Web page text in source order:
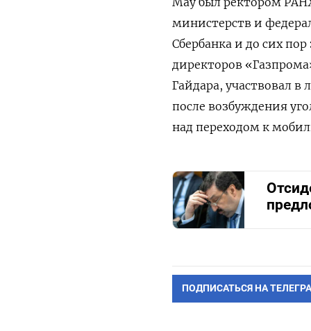
министерств и
Сбербанка и до сих
директоров
Гайдара, участвовал
после возбуждения
над переходом к
ПОДПИСАТЬСЯ НА